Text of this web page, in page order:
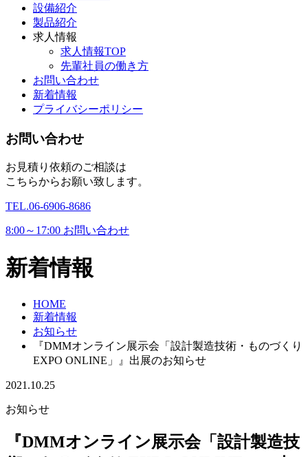
設備紹介
製品紹介
求人情報
求人情報TOP
先輩社員の働き方
お問い合わせ
新着情報
プライバシーポリシー
お問い合わせ
お見積り依頼のご相談は
こちらからお願い致します。
TEL.06-6906-8686
8:00～17:00 お問い合わせ
新着情報
HOME
新着情報
お知らせ
『DMMオンライン展示会「設計製造技術・ものづくり
EXPO ONLINE」』出展のお知らせ
2021.10.25
お知らせ
『DMMオンライン展示会「設計製造技